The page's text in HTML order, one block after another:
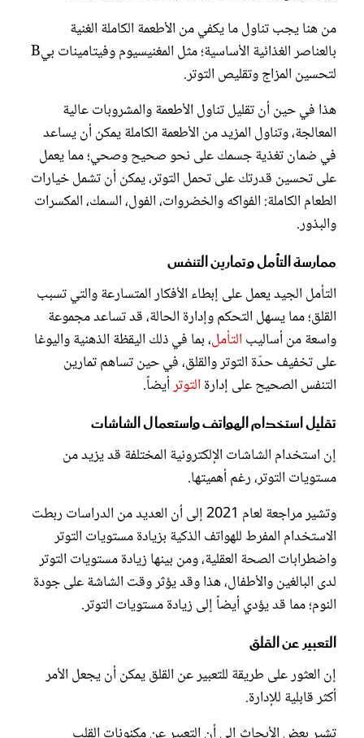
من هنا يجب تناول ما يكفي من الأطعمة الكاملة الغنية
بالعناصر الغذائية الأساسية؛ مثل المغنيسيوم وفيتامينات بيB
لتحسين المزاج وتقليص التوتر.
هذا في حين أن تقليل تناول الأطعمة والمشروبات عالية
المعالجة، وتناول المزيد من الأطعمة الكاملة يمكن أن يساعد
في ضمان تغذية جسمك على نحو صحيح وصحي؛ مما يعمل
على تحسين قدرتك على تحمل التوتر، يمكن أن تشمل خيارات
الطعام الكاملة: الفواكه والخضروات، الفول، السمك، المكسرات
والبذور.
ممارسة التأمل وتمارين التنفس
التأمل الجيد يعمل على إبطاء الأفكار المتسارعة والتي تسبب
القلق؛ مما يسهل التحكم وإدارة الحالة، قد تساعد مجموعة
واسعة من أساليب التأمل، بما في ذلك اليقظة الذهنية واليوغا
على تخفيف حدّة التوتر والقلق، في حين تساهم تمارين
التنفس الصحيح على إدارة التوترأيضاً.
تقليل استخدام الهواتف واستعمال الشاشات
إن استخدام الشاشات الإلكترونية المختلفة قد يزيد من
مستويات التوتر، رغم أهميتها.
وتشير مراجعة لعام 2021 إلى أن العديد من الدراسات ربطت
الاستخدام المفرط للهواتف الذكية بزيادة مستويات التوتر
واضطرابات الصحة العقلية، ومن بينها زيادة مستويات التوتر
لدى البالغين والأطفال، هذا وقد يؤثر وقت الشاشة على جودة
النوم؛ مما قد يؤدي أيضاً إلى زيادة مستويات التوتر.
التعبير عن القلق
إن العثور على طريقة للتعبير عن القلق يمكن أن يجعل الأمر
أكثر قابلية للإدارة.